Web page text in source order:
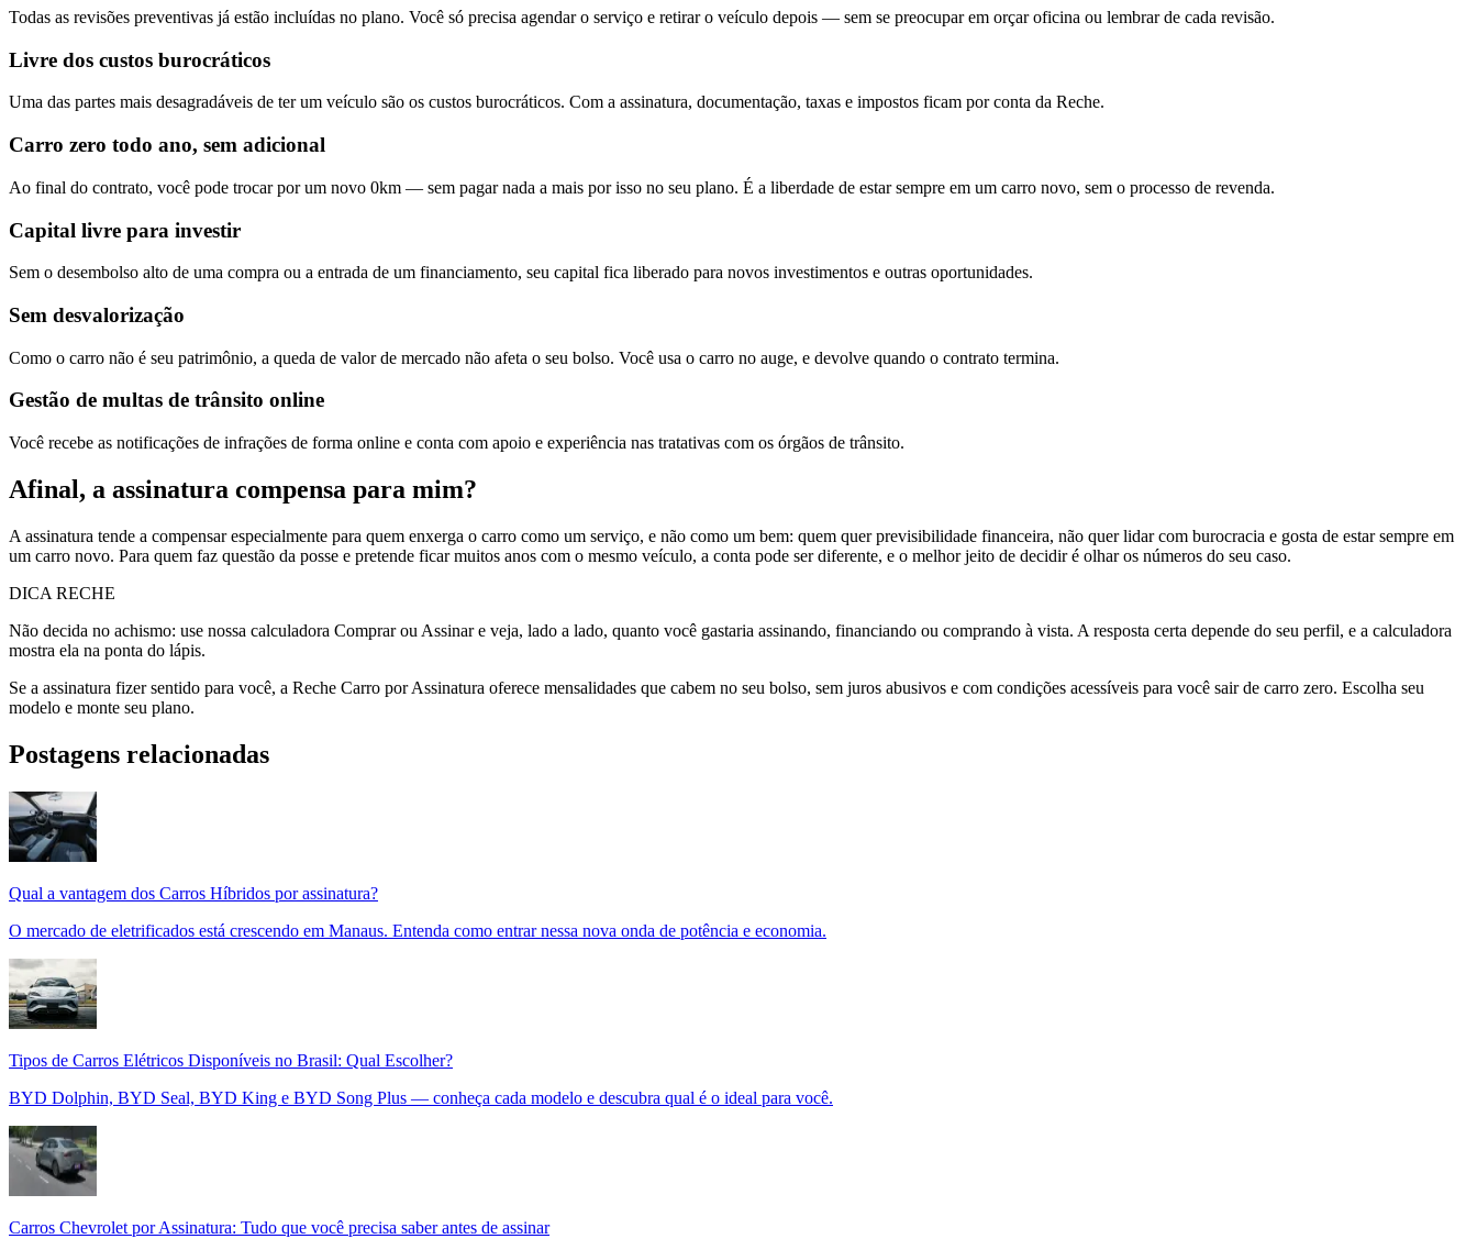
Todas as revisões preventivas já estão incluídas no plano. Você só precisa agendar o serviço e retirar o veículo depois — sem se preocupar em orçar oficina ou lembrar de cada revisão.
Livre dos custos burocráticos
Uma das partes mais desagradáveis de ter um veículo são os custos burocráticos. Com a assinatura, documentação, taxas e impostos ficam por conta da Reche.
Carro zero todo ano, sem adicional
Ao final do contrato, você pode trocar por um novo 0km — sem pagar nada a mais por isso no seu plano. É a liberdade de estar sempre em um carro novo, sem o processo de revenda.
Capital livre para investir
Sem o desembolso alto de uma compra ou a entrada de um financiamento, seu capital fica liberado para novos investimentos e outras oportunidades.
Sem desvalorização
Como o carro não é seu patrimônio, a queda de valor de mercado não afeta o seu bolso. Você usa o carro no auge, e devolve quando o contrato termina.
Gestão de multas de trânsito online
Você recebe as notificações de infrações de forma online e conta com apoio e experiência nas tratativas com os órgãos de trânsito.
Afinal, a assinatura compensa para mim?
A assinatura tende a compensar especialmente para quem enxerga o carro como um serviço, e não como um bem: quem quer previsibilidade financeira, não quer lidar com burocracia e gosta de estar sempre em
um carro novo. Para quem faz questão da posse e pretende ficar muitos anos com o mesmo veículo, a conta pode ser diferente, e o melhor jeito de decidir é olhar os números do seu caso.
DICA RECHE
Não decida no achismo: use nossa calculadora Comprar ou Assinar e veja, lado a lado, quanto você gastaria assinando, financiando ou comprando à vista. A resposta certa depende do seu perfil, e a calculadora
mostra ela na ponta do lápis.
Se a assinatura fizer sentido para você, a Reche Carro por Assinatura oferece mensalidades que cabem no seu bolso, sem juros abusivos e com condições acessíveis para você sair de carro zero. Escolha seu
modelo e monte seu plano.
Postagens relacionadas
Qual a vantagem dos Carros Híbridos por assinatura?
O mercado de eletrificados está crescendo em Manaus. Entenda como entrar nessa nova onda de potência e economia.
Tipos de Carros Elétricos Disponíveis no Brasil: Qual Escolher?
BYD Dolphin, BYD Seal, BYD King e BYD Song Plus — conheça cada modelo e descubra qual é o ideal para você.
Carros Chevrolet por Assinatura: Tudo que você precisa saber antes de assinar